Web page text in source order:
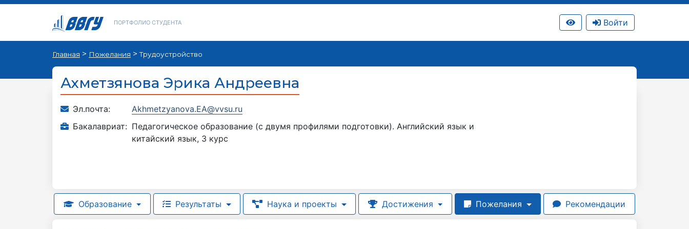
ПОРТФОЛИО СТУДЕНТА Войти
Главная > Пожелания >Трудоустройство
Ахметзянова Эрика Андреевна
Эл.почта:
Akhmetzyanova.EA@vvsu.ru
Бакалавриат: Педагогическое образование (с двумя профилями подготовки). Английский язык и
китайский язык, 3 курс
Образование Результаты Наука и проекты Достижения Пожелания Рекомендации